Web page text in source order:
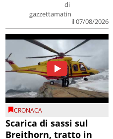
di
gazzettamatin
il 07/08/2026
CRONACA
Scarica di sassi sul
Breithorn, tratto in